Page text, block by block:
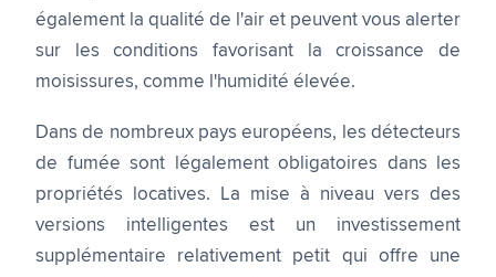
également la qualité de l'air et peuvent vous alerter
sur les conditions favorisant la croissance de
moisissures, comme l'humidité élevée.
Dans de nombreux pays européens, les détecteurs
de fumée sont légalement obligatoires dans les
propriétés locatives. La mise à niveau vers des
versions intelligentes est un investissement
supplémentaire relativement petit qui offre une